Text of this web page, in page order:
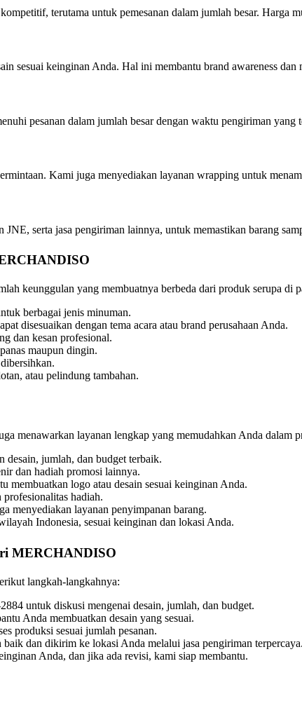
terutama untuk pemesanan dalam jumlah besar. Harga
sesuai keinginan Anda. Hal ini membantu brand awareness
pesanan dalam jumlah besar dengan waktu pengiriman yang
Kami juga menyediakan layanan wrapping untuk
serta jasa pengiriman lainnya, untuk memastikan barang
keunggulan yang membuatnya berbeda dari produk serupa di
berbagai jenis minuman.
disesuaikan dengan tema acara atau brand perusahaan Anda.
dan kesan profesional.
maupun dingin.
atau pelindung tambahan.
menawarkan layanan lengkap yang memudahkan Anda dalam
desain, jumlah, dan budget terbaik.
dan hadiah promosi lainnya.
membuatkan logo atau desain sesuai keinginan Anda.
hadiah.
menyediakan layanan penyimpanan barang.
Indonesia, sesuai keinginan dan lokasi Anda.
MERCHANDISO
langkah-langkahnya:
untuk diskusi mengenai desain, jumlah, dan budget.
Anda membuatkan desain yang sesuai.
produksi sesuai jumlah pesanan.
baik dan dikirim ke lokasi Anda melalui jasa pengiriman terpercaya.
Anda, dan jika ada revisi, kami siap membantu.